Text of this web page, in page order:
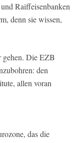
Raiffeisenbanken
denn sie wissen,
gehen. Die EZB
den
allen voran
das die